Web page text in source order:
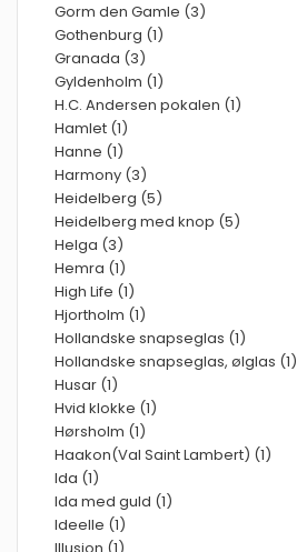
Gorm den Gamle (3)
Gothenburg (1)
Granada (3)
Gyldenholm (1)
H.C. Andersen pokalen (1)
Hamlet (1)
Hanne (1)
Harmony (3)
Heidelberg (5)
Heidelberg med knop (5)
Helga (3)
Hemra (1)
High Life (1)
Hjortholm (1)
Hollandske snapseglas (1)
Hollandske snapseglas, ølglas (1)
Husar (1)
Hvid klokke (1)
Hørsholm (1)
Haakon(Val Saint Lambert) (1)
Ida (1)
Ida med guld (1)
Ideelle (1)